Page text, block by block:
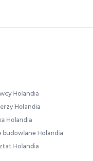
Holandia
Holandia
Holandia
budowlane Holandia
Holandia